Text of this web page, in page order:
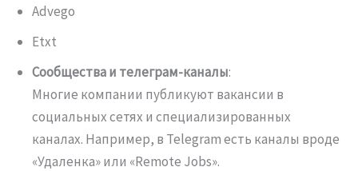
Advego
Etxt
Сообщества и телеграм-каналы:
Многие компании публикуют вакансии в
социальных сетях и специализированных
каналах. Например, в Telegram есть каналы вроде
«Удаленка» или «Remote Jobs».